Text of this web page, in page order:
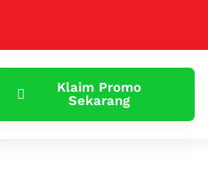
Klaim Promo
Sekarang